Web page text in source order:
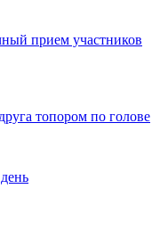
прием участников
топором по голове